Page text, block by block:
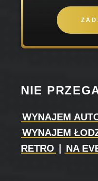
NIE
WYNAJEM
WYNAJEM
RETRO | NA